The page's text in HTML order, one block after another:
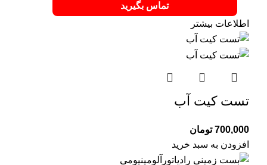
تماس بگیرید
اطلاعات بیشتر
تست کیت آب
700,000 تومان
افزودن به سبد خرید